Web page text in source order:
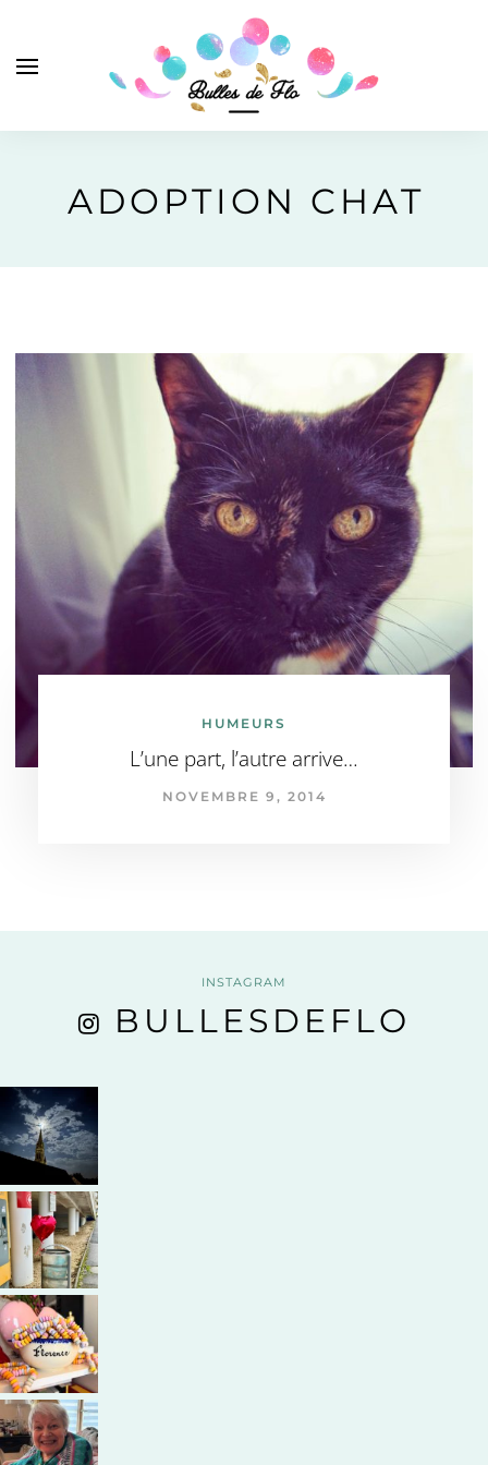
ADOPTION CHAT
HUMEURS
L’une part, l’autre arrive…
NOVEMBRE 9, 2014
INSTAGRAM
BULLESDEFLO